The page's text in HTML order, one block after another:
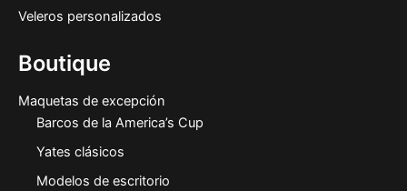
Veleros personalizados
Boutique
Maquetas de excepción
Barcos de la America’s Cup
Yates clásicos
Modelos de escritorio